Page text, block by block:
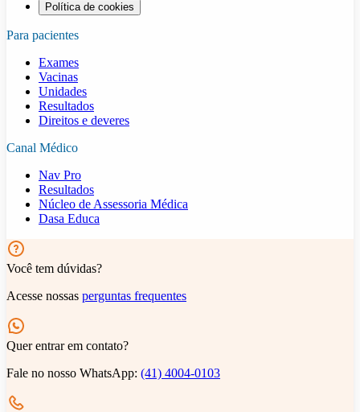
Política de cookies
Para pacientes
Exames
Vacinas
Unidades
Resultados
Direitos e deveres
Canal Médico
Nav Pro
Resultados
Núcleo de Assessoria Médica
Dasa Educa
Você tem dúvidas?
Acesse nossas perguntas frequentes
Quer entrar em contato?
Fale no nosso WhatsApp: (41) 4004-0103